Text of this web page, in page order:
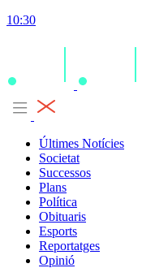
10:30
Últimes Notícies
Societat
Successos
Plans
Política
Obituaris
Esports
Reportatges
Opinió